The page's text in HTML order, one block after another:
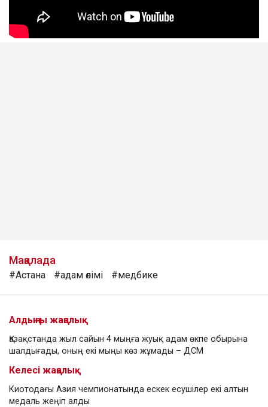
Мақалада
#Астана #адам өлімі #медбике
Алдыңғы жаңалық
Қазақстанда жыл сайын 4 мыңға жуық адам өкпе обырына
шалдығады, оның екі мыңы көз жұмады – ДСМ
Келесі жаңалық
Киотодағы Азия чемпионатында ескек есушілер екі алтын
медаль жеңіп алды